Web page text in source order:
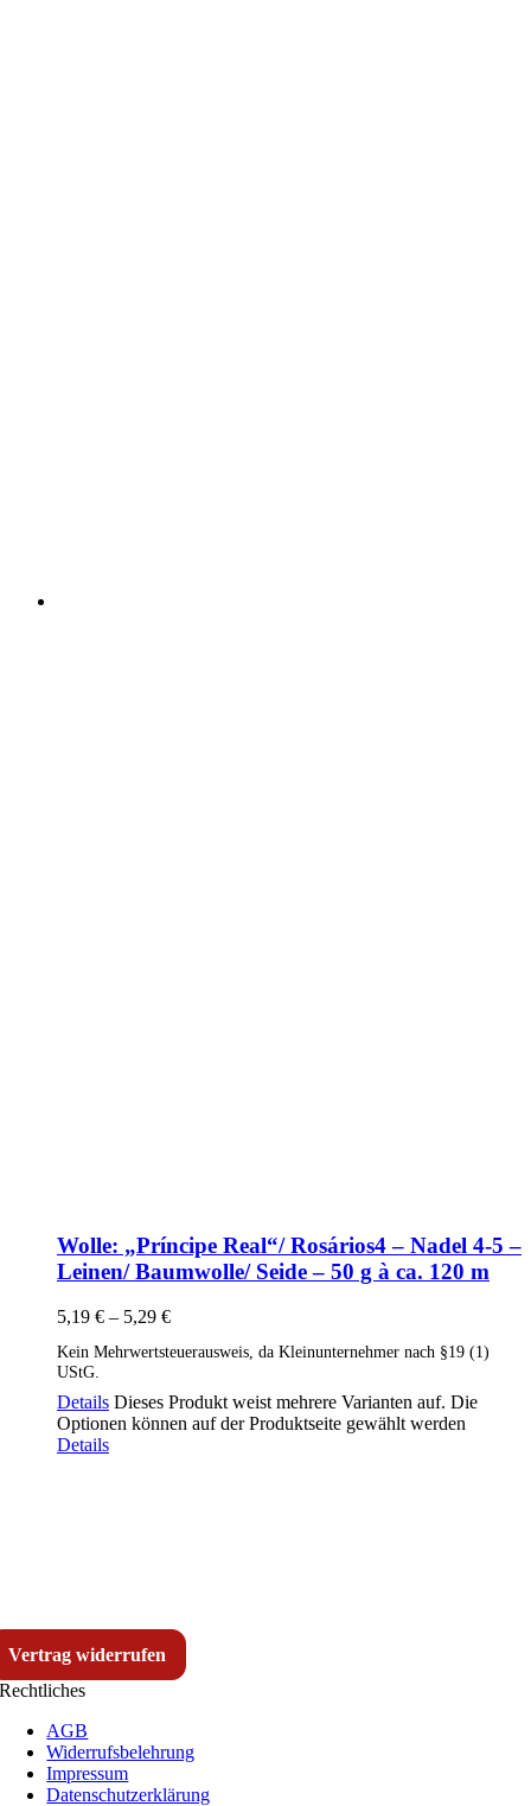
Wolle: „Príncipe Real“/ Rosários4 – Nadel 4-5 –
Leinen/ Baumwolle/ Seide – 50 g à ca. 120 m
5,19 € – 5,29 €
Kein Mehrwertsteuerausweis, da Kleinunternehmer nach §19 (1)
UStG.
Details Dieses Produkt weist mehrere Varianten auf. Die
Optionen können auf der Produktseite gewählt werden
Details
Vertrag widerrufen
Rechtliches
AGB
Widerrufsbelehrung
Impressum
Datenschutzerklärung